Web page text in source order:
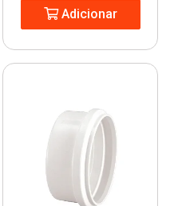
Adicionar